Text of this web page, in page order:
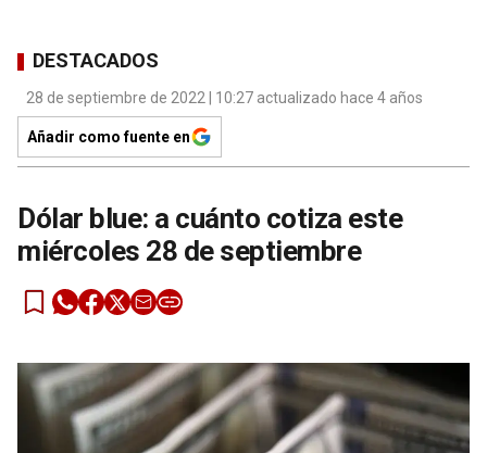
DESTACADOS
28 de septiembre de 2022 | 10:27 actualizado hace 4 años
Añadir como fuente en
Dólar blue: a cuánto cotiza este
miércoles 28 de septiembre